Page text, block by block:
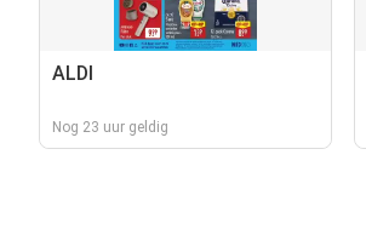
ALDI
Nog 23 uur geldig